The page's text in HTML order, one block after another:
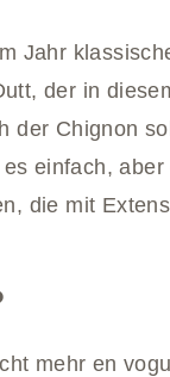
Jahr
der in
der Chignon
einfach,
die mit
mehr en